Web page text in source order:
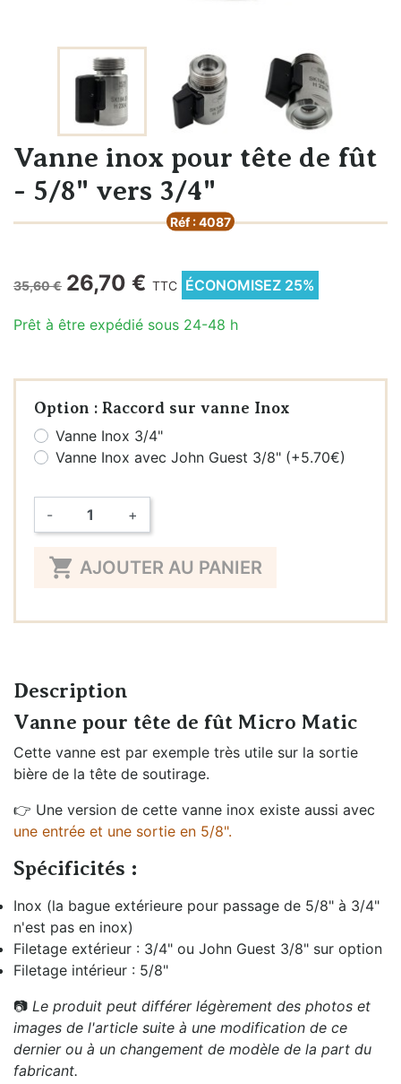
Vanne inox pour tête de fût
- 5/8" vers 3/4"
Réf : 4087
35,60 € 26,70 € TTC ÉCONOMISEZ 25%
Prêt à être expédié sous 24-48 h
Option : Raccord sur vanne Inox
Vanne Inox 3/4"
Vanne Inox avec John Guest 3/8" (+5.70€)
Quantité
- +
 AJOUTER AU PANIER
Description
Vanne pour tête de fût Micro Matic
Cette vanne est par exemple très utile sur la sortie
bière de la tête de soutirage.
👉 Une version de cette vanne inox existe aussi avec
une entrée et une sortie en 5/8".
Spécificités :
Inox (la bague extérieure pour passage de 5/8" à 3/4"
n'est pas en inox)
Filetage extérieur : 3/4" ou John Guest 3/8" sur option
Filetage intérieur : 5/8"
📷 Le produit peut différer légèrement des photos et
images de l'article suite à une modification de ce
dernier ou à un changement de modèle de la part du
fabricant.